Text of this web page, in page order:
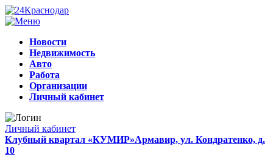
Новости
Недвижимость
Авто
Работа
Организации
Личный кабинет
Личный кабинет
Клубный квартал «КУМИР»Армавир, ул. Кондратенко, д.
10